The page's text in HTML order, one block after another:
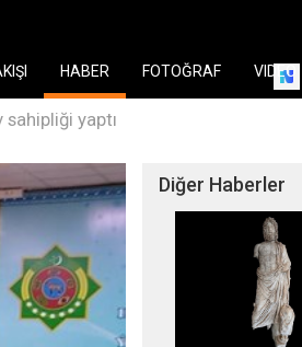
HABER FOTOĞRAF VIDEO
yaptı
Diğer Haberler